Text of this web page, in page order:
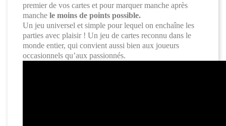
premier de vos cartes et pour marquer manche après
manche le moins de points possible.
Un jeu universel et simple pour lequel on enchaîne les
parties avec plaisir ! Un jeu de cartes reconnu dans le
monde entier, qui convient aussi bien aux joueurs
occasionnels qu’aux passionnés.